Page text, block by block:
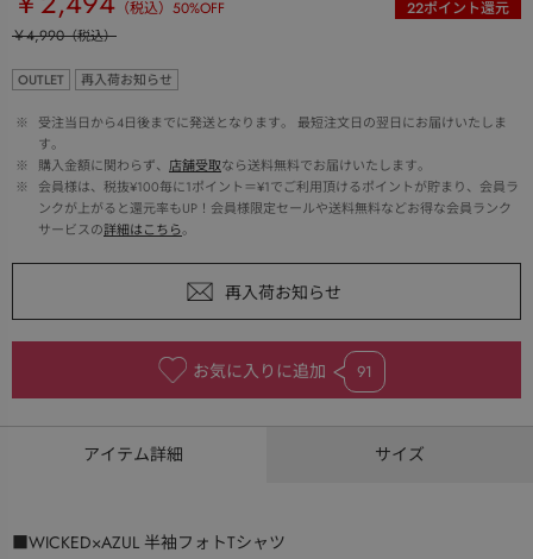
（税込） 50%OFF 22ポイント還元
￥4,990（税込）
OUTLET 再入荷お知らせ
※
受注当日から4日後までに発送となります。 最短注文日の翌日にお届けいたしま
す。
※
購入金額に関わらず、 店舗受取なら送料無料でお届けいたします。
※
会員様は、税抜¥100毎に1ポイント＝¥1でご利用頂けるポイントが貯まり、会員ラ
ンクが上がると還元率もUP！会員様限定セールや送料無料などお得な会員ランク
サービスの詳細はこちら。
お気に入りに追加 91
アイテム詳細 サイズ
■WICKED×AZUL 半袖フォトTシャツ